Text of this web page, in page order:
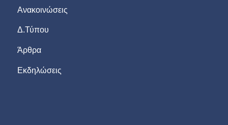
Ανακοινώσεις
Δ.Τύπου
Άρθρα
Εκδηλώσεις